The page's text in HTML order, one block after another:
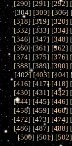
[290] [291] [292]
[304] [305] [306]
[318] [319] [320]
[332] [333] [334]
[346] [347] [348]
[360] [361] [362]
[374] [375] [376]
[388] [389] [390]
[402] [403] [404]
[416] [417] [418]
[430] [431] [432]
[444] [445] [446]
[458] [459] [460]
[472] [473] [474]
[486] [487] [488]
[500] [501] [502